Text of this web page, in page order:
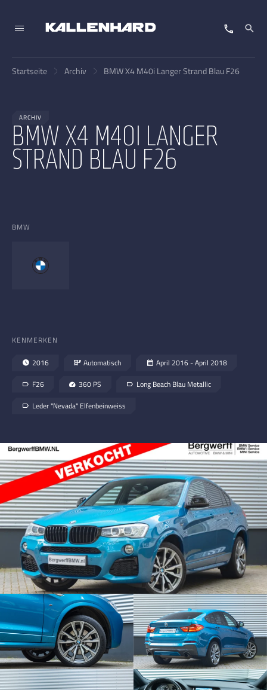
Startseite Archiv BMW X4 M40i Langer Strand Blau F26
ARCHIV
BMW X4 M40I LANGER
STRAND BLAU F26
BMW
KENMERKEN
2016 Automatisch April 2016 - April 2018
F26 360 PS Long Beach Blau Metallic
Leder "Nevada" Elfenbeinweiss